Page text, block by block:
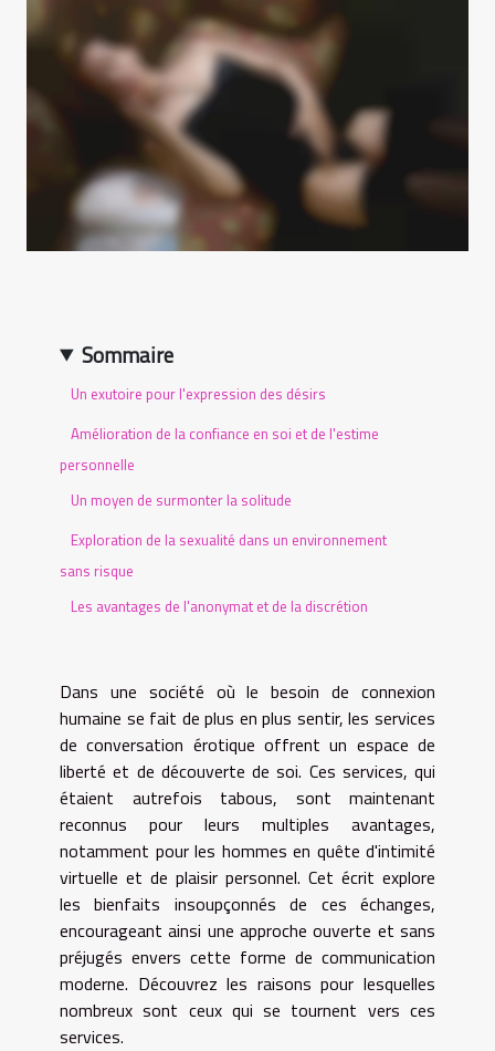
Sommaire
Un exutoire pour l'expression des désirs
Amélioration de la confiance en soi et de l'estime
personnelle
Un moyen de surmonter la solitude
Exploration de la sexualité dans un environnement
sans risque
Les avantages de l'anonymat et de la discrétion
Dans une société où le besoin de connexion
humaine se fait de plus en plus sentir, les services
de conversation érotique offrent un espace de
liberté et de découverte de soi. Ces services, qui
étaient autrefois tabous, sont maintenant
reconnus pour leurs multiples avantages,
notamment pour les hommes en quête d'intimité
virtuelle et de plaisir personnel. Cet écrit explore
les bienfaits insoupçonnés de ces échanges,
encourageant ainsi une approche ouverte et sans
préjugés envers cette forme de communication
moderne. Découvrez les raisons pour lesquelles
nombreux sont ceux qui se tournent vers ces
services.